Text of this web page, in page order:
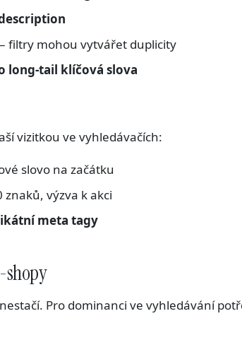
– filtry mohou vytvářet duplicity
long-tail klíčová slova
vizitkou ve vyhledávačích:
slovo na začátku
znaků, výzva k akci
meta tagy
shopy
Pro dominanci ve vyhledávání